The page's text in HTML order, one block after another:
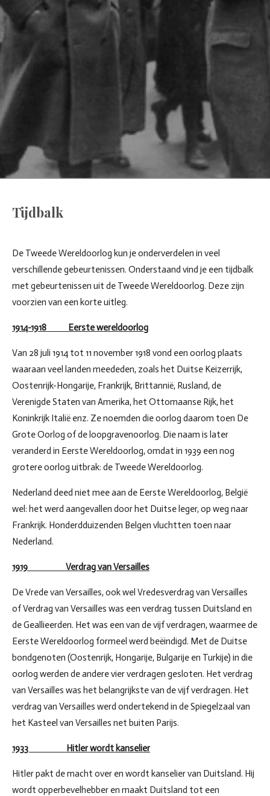
Tijdbalk
De Tweede Wereldoorlog kun je onderverdelen in veel
verschillende gebeurtenissen. Onderstaand vind je een tijdbalk
met gebeurtenissen uit de Tweede Wereldoorlog. Deze zijn
voorzien van een korte uitleg.
1914-1918 Eerste wereldoorlog
Van 28 juli 1914 tot 11 november 1918 vond een oorlog plaats
waaraan veel landen meededen, zoals het Duitse Keizerrijk,
Oostenrijk-Hongarije, Frankrijk, Brittannië, Rusland, de
Verenigde Staten van Amerika, het Ottomaanse Rijk, het
Koninkrijk Italië enz. Ze noemden die oorlog daarom toen De
Grote Oorlog of de loopgravenoorlog. Die naam is later
veranderd in Eerste Wereldoorlog, omdat in 1939 een nog
grotere oorlog uitbrak: de Tweede Wereldoorlog.
Nederland deed niet mee aan de Eerste Wereldoorlog, België
wel: het werd aangevallen door het Duitse leger, op weg naar
Frankrijk. Honderdduizenden Belgen vluchtten toen naar
Nederland.
1919 Verdrag van Versailles
De Vrede van Versailles, ook wel Vredesverdrag van Versailles
of Verdrag van Versailles was een verdrag tussen Duitsland en
de Geallieerden. Het was een van de vijf verdragen, waarmee de
Eerste Wereldoorlog formeel werd beëindigd. Met de Duitse
bondgenoten (Oostenrijk, Hongarije, Bulgarije en Turkije) in die
oorlog werden de andere vier verdragen gesloten. Het verdrag
van Versailles was het belangrijkste van de vijf verdragen. Het
verdrag van Versailles werd ondertekend in de Spiegelzaal van
het Kasteel van Versailles net buiten Parijs.
1933 Hitler wordt kanselier
Hitler pakt de macht over en wordt kanselier van Duitsland. Hij
wordt opperbevelhebber en maakt Duitsland tot een